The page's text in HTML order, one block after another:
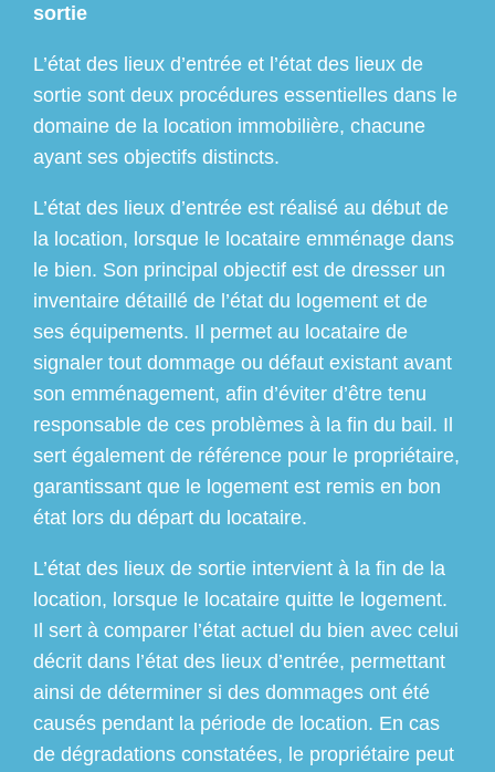
sortie
L’état des lieux d’entrée et l’état des lieux de
sortie sont deux procédures essentielles dans le
domaine de la location immobilière, chacune
ayant ses objectifs distincts.
L’état des lieux d’entrée est réalisé au début de
la location, lorsque le locataire emménage dans
le bien. Son principal objectif est de dresser un
inventaire détaillé de l’état du logement et de
ses équipements. Il permet au locataire de
signaler tout dommage ou défaut existant avant
son emménagement, afin d’éviter d’être tenu
responsable de ces problèmes à la fin du bail. Il
sert également de référence pour le propriétaire,
garantissant que le logement est remis en bon
état lors du départ du locataire.
L’état des lieux de sortie intervient à la fin de la
location, lorsque le locataire quitte le logement.
Il sert à comparer l’état actuel du bien avec celui
décrit dans l’état des lieux d’entrée, permettant
ainsi de déterminer si des dommages ont été
causés pendant la période de location. En cas
de dégradations constatées, le propriétaire peut